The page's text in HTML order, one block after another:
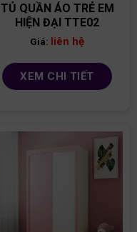
TỦ QUẦN ÁO TRẺ EM
HIỆN ĐẠI TTE02
Giá: liên hệ
XEM CHI TIẾT